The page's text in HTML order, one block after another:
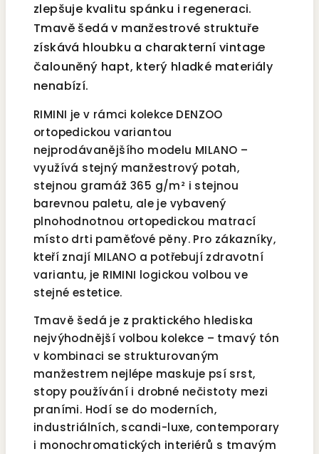
zlepšuje kvalitu spánku i regeneraci.
Tmavě šedá v manžestrové struktuře
získává hloubku a charakterní vintage
čalouněný hapt, který hladké materiály
nenabízí.
RIMINI je v rámci kolekce DENZOO
ortopedickou variantou
nejprodávanějšího modelu MILANO –
využívá stejný manžestrový potah,
stejnou gramáž 365 g/m² i stejnou
barevnou paletu, ale je vybavený
plnohodnotnou ortopedickou matrací
místo drti paměťové pěny. Pro zákazníky,
kteří znají MILANO a potřebují zdravotní
variantu, je RIMINI logickou volbou ve
stejné estetice.
Tmavě šedá je z praktického hlediska
nejvýhodnější volbou kolekce – tmavý tón
v kombinaci se strukturovaným
manžestrem nejlépe maskuje psí srst,
stopy používání i drobné nečistoty mezi
praními. Hodí se do moderních,
industriálních, scandi-luxe, contemporary
i monochromatických interiérů s tmavým